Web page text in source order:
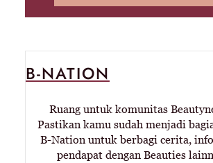
B-NATION
Ruang untuk komunitas
Pastikan kamu sudah menjadi
B-Nation untuk berbagi cerita,
pendapat dengan Beauties